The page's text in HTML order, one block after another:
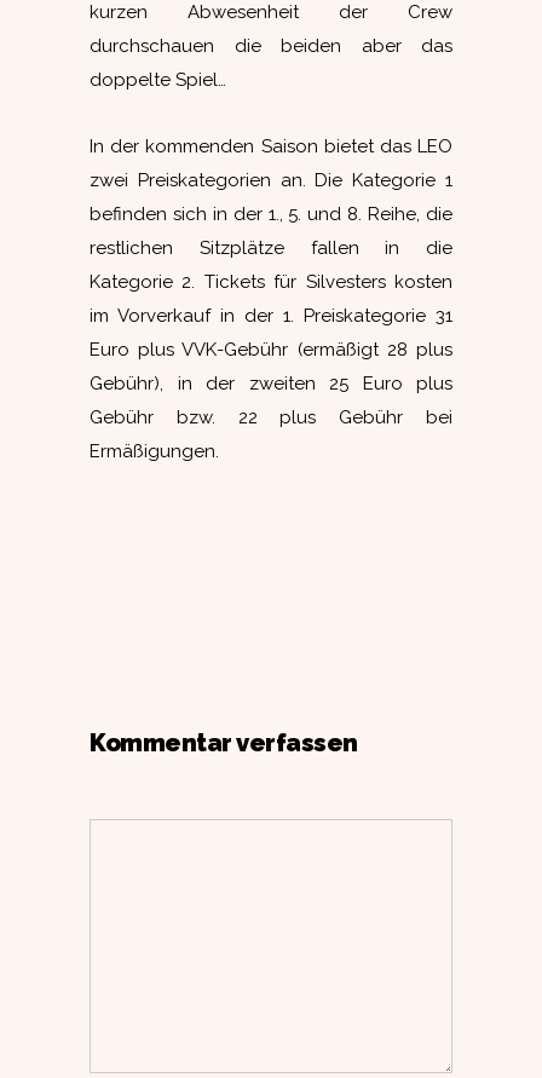
kurzen Abwesenheit der Crew
durchschauen die beiden aber das
doppelte Spiel…
In der kommenden Saison bietet das LEO
zwei Preiskategorien an. Die Kategorie 1
befinden sich in der 1., 5. und 8. Reihe, die
restlichen Sitzplätze fallen in die
Kategorie 2. Tickets für Silvesters kosten
im Vorverkauf in der 1. Preiskategorie 31
Euro plus VVK-Gebühr (ermäßigt 28 plus
Gebühr), in der zweiten 25 Euro plus
Gebühr bzw. 22 plus Gebühr bei
Ermäßigungen.
Kommentar verfassen